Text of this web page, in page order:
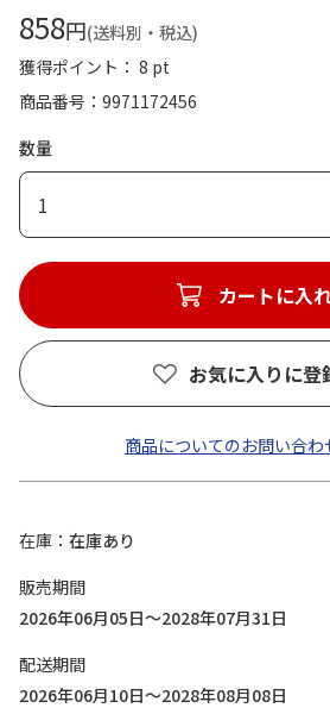
858円(送料別・税込)
獲得ポイント： 8 pt
商品番号
9971172456
数量
1
カートに入
お気に入りに登
商品についてのお問い合わ
在庫
在庫あり
販売期間
2026年06月05日～2028年07月31日
配送期間
2026年06月10日～2028年08月08日